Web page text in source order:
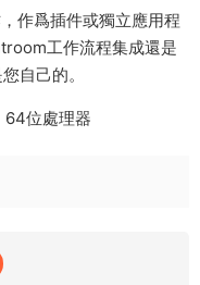
作爲插件或獨立應用程
工作流程集成還是
自己的。
64位處理器